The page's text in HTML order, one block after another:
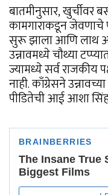
बातमीनुसार, खुर्चीवर
कामगाराकडून जेवणाचे
सुरू झाला आणि लाथ
उन्नावमध्ये चौथ्या
ज्यामध्ये सर्व राजकीय
नाही. काँग्रेसने
पीडितेची आई आशा